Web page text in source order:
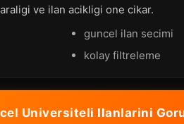
ve ilan acikligi one cikar.
guncel ilan secimi
kolay filtreleme
Universiteli Ilanlarini